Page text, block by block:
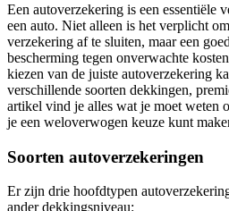
Een autoverzekering is een essentiële
een auto. Niet alleen is het verplicht
verzekering af te sluiten, maar een
bescherming tegen onverwachte
kiezen van de juiste autoverzekering
verschillende soorten dekkingen,
artikel vind je alles wat je moet weten
je een weloverwogen keuze kunt
Soorten autoverzekeringen
Er zijn drie hoofdtypen
ander dekkingsniveau: